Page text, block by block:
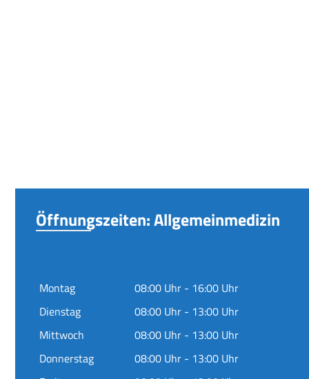
Öffnungszeiten: Allgemeinmedizin
Montag
08:00 Uhr - 16:00 Uhr
Dienstag
08:00 Uhr - 13:00 Uhr
Mittwoch
08:00 Uhr - 13:00 Uhr
Donnerstag
08:00 Uhr - 13:00 Uhr